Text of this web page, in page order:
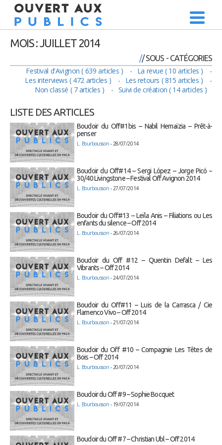
MOIS :JUILLET 2014
/ SOUS - CATÉGORIES
Festival d'Avignon ( 639 articles )
La revue ( 10 articles )
Les interviews ( 472 articles )
Les retours ( 815 articles )
Non classé ( 7 articles )
Suivi de création ( 14 articles )
LISTE DES ARTICLES
Boudoir du Off#1bis – Nabil Hemaïzia – Prêt-à-
penser
L. Bourbousson - 28/07/2014
Boudoir du Off#14 – Sergi López – Jorge Picó –
30/40 Livingstone – Festival Off Avignon 2014
L. Bourbousson - 27/07/2014
Boudoir du Off#13 – Leïla Anis – Filiations ou Les
enfants du silence – Off 2014
L. Bourbousson - 26/07/2014
Boudoir du Off #12 – Quentin Defalt – Les
Vibrants – Off 2014
L. Bourbousson - 24/07/2014
Boudoir du Off#11 – Luis de la Carrasca / Cie
Flamenco Vivo – Off 2014
L. Bourbousson - 21/07/2014
Boudoir du Off #10 – Compagnie Les Têtes de
Bois – Off 2014
L. Bourbousson - 20/07/2014
Boudoir du Off #9 – Sophie Bocquet
L. Bourbousson - 19/07/2014
Boudoir du Off #7 – Christian Ubl – Off 2014